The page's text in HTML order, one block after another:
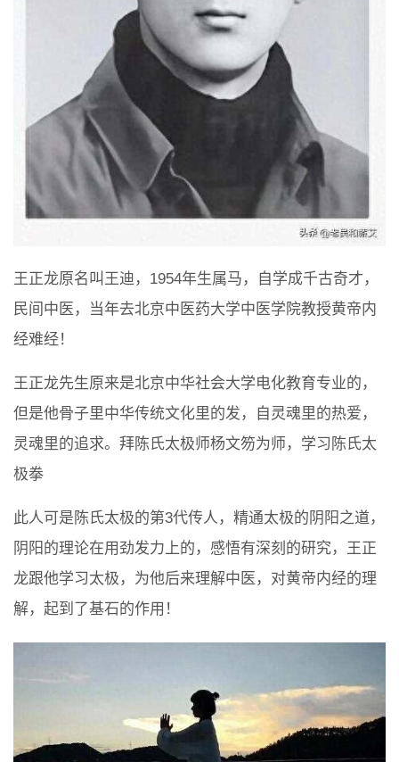
王正龙原名叫王迪，1954年生属马，自学成千古奇才，
民间中医，当年去北京中医药大学中医学院教授黄帝内
经难经！
王正龙先生原来是北京中华社会大学电化教育专业的，
但是他骨子里中华传统文化里的发，自灵魂里的热爱，
灵魂里的追求。拜陈氏太极师杨文笏为师，学习陈氏太
极拳
此人可是陈氏太极的第3代传人，精通太极的阴阳之道，
阴阳的理论在用劲发力上的，感悟有深刻的研究，王正
龙跟他学习太极，为他后来理解中医，对黄帝内经的理
解，起到了基石的作用！